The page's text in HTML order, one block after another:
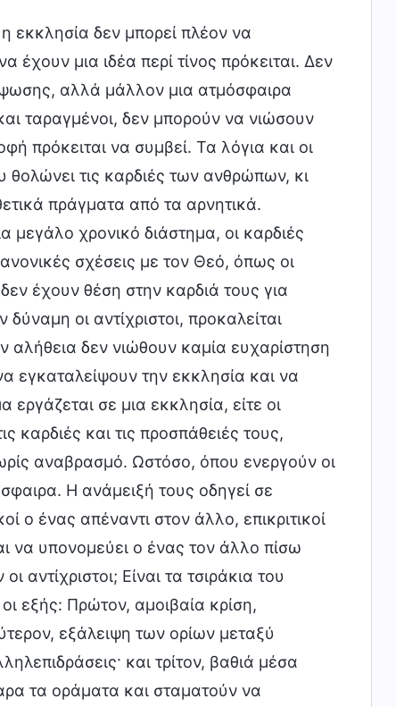
εκκλησία δεν μπορεί πλέον να
έχουν μια ιδέα περί τίνος πρόκειται. Δεν
αλλά μάλλον μια ατμόσφαιρα
ταραγμένοι, δεν μπορούν να νιώσουν
πρόκειται να συμβεί. Τα λόγια και οι
θολώνει τις καρδιές των ανθρώπων, κι
πράγματα από τα αρνητικά.
μεγάλο χρονικό διάστημα, οι καρδιές
σχέσεις με τον Θεό, όπως οι
έχουν θέση στην καρδιά τους για
οι αντίχριστοι, προκαλείται
αλήθεια δεν νιώθουν καμία ευχαρίστηση
εγκαταλείψουν την εκκλησία και να
σε μια εκκλησία, είτε οι
καρδιές και τις προσπάθειές τους,
αναβρασμό. Ωστόσο, όπου ενεργούν οι
Η ανάμειξή τους οδηγεί σε
ο ένας απέναντι στον άλλο, επικριτικοί
να υπονομεύει ο ένας τον άλλο πίσω
αντίχριστοι; Είναι τα τσιράκια του
εξής: Πρώτον, αμοιβαία κρίση,
εξάλειψη των ορίων μεταξύ
και τρίτον, βαθιά μέσα
τα οράματα και σταματούν να